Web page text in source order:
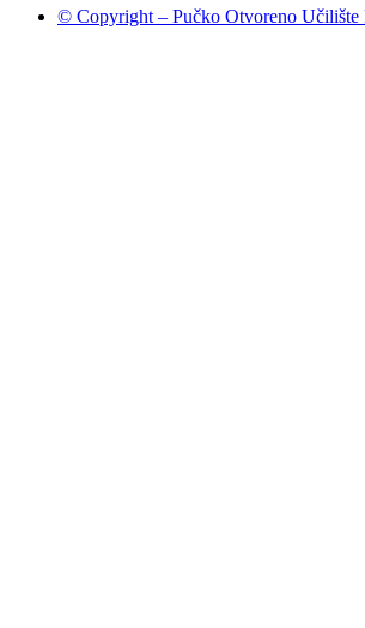
© Copyright – Pučko Otvoreno Učilište